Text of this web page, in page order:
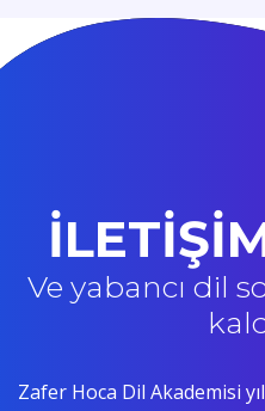
Ve yabancı dil
Zafer Hoca Dil Akademisi